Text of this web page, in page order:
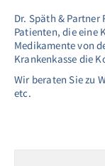
Dr. Späth &
Patienten, die eine
Medikamente von
Krankenkasse die
Wir beraten Sie zu
etc.